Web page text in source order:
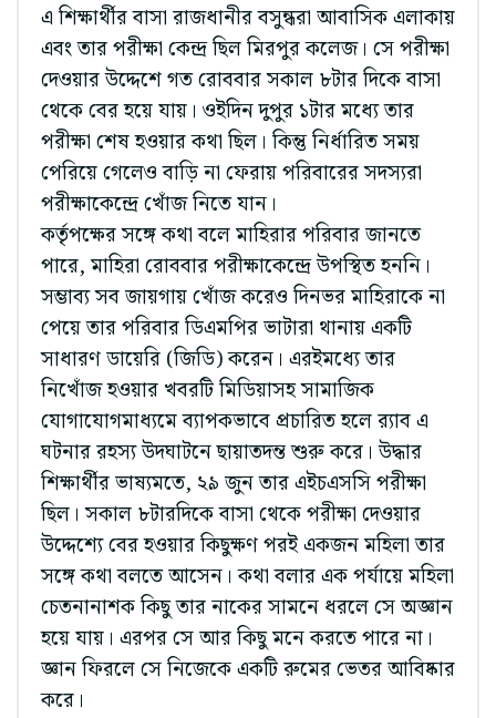
এ শিক্ষার্থীর বাসা রাজধানীর বসুন্ধরা আবাসিক এলাকায়
এবং তার পরীক্ষা কেন্দ্র ছিল মিরপুর কলেজ। সে পরীক্ষা
দেওয়ার উদ্দেশে গত রোববার সকাল ৮টার দিকে বাসা
থেকে বের হয়ে যায়। ওইদিন দুপুর ১টার মধ্যে তার
পরীক্ষা শেষ হওয়ার কথা ছিল। কিন্তু নির্ধারিত সময়
পেরিয়ে গেলেও বাড়ি না ফেরায় পরিবারের সদস্যরা
পরীক্ষাকেন্দ্রে খোঁজ নিতে যান।
কর্তৃপক্ষের সঙ্গে কথা বলে মাহিরার পরিবার জানতে
পারে, মাহিরা রোববার পরীক্ষাকেন্দ্রে উপস্থিত হননি।
সম্ভাব্য সব জায়গায় খোঁজ করেও দিনভর মাহিরাকে না
পেয়ে তার পরিবার ডিএমপির ভাটারা থানায় একটি
সাধারণ ডায়েরি (জিডি) করেন। এরইমধ্যে তার
নিখোঁজ হওয়ার খবরটি মিডিয়াসহ সামাজিক
যোগাযোগমাধ্যমে ব্যাপকভাবে প্রচারিত হলে র‌্যাব এ
ঘটনার রহস্য উদঘাটনে ছায়াতদন্ত শুরু করে। উদ্ধার
শিক্ষার্থীর ভাষ্যমতে, ২৯ জুন তার এইচএসসি পরীক্ষা
ছিল। সকাল ৮টারদিকে বাসা থেকে পরীক্ষা দেওয়ার
উদ্দেশ্যে বের হওয়ার কিছুক্ষণ পরই একজন মহিলা তার
সঙ্গে কথা বলতে আসেন। কথা বলার এক পর্যায়ে মহিলা
চেতনানাশক কিছু তার নাকের সামনে ধরলে সে অজ্ঞান
হয়ে যায়। এরপর সে আর কিছু মনে করতে পারে না।
জ্ঞান ফিরলে সে নিজেকে একটি রুমের ভেতর আবিষ্কার
করে।